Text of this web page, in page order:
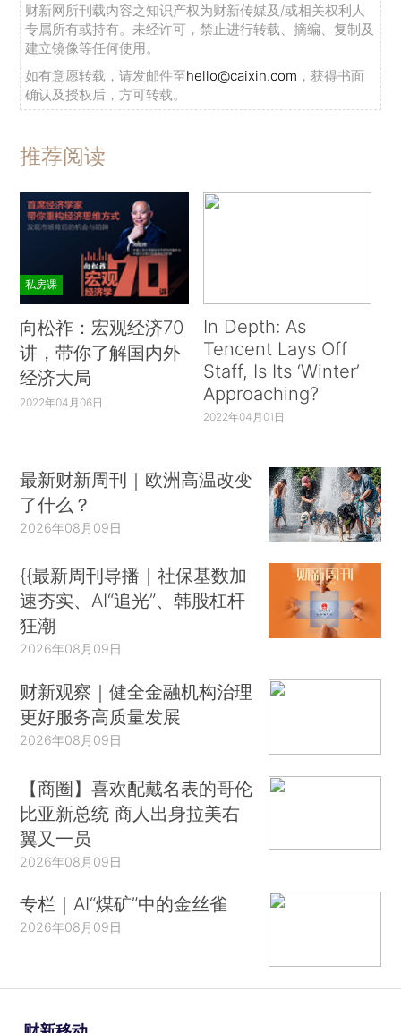
财新网所刊载内容之知识产权为财新传媒及/或相关权利人
专属所有或持有。未经许可，禁止进行转载、摘编、复制及
建立镜像等任何使用。
如有意愿转载，请发邮件至hello@caixin.com ，获得书面
确认及授权后，方可转载。
推荐阅读
私房课
向松祚：宏观经济70
讲，带你了解国内外
经济大局
2022年04月06日
In Depth: As
Tencent Lays Off
Staff, Is Its ‘Winter’
Approaching?
2022年04月01日
最新财新周刊｜欧洲高温改变
了什么？
2026年08月09日
{{最新周刊导播｜社保基数加
速夯实、AI“追光”、韩股杠杆
狂潮
2026年08月09日
财新观察｜健全金融机构治理
更好服务高质量发展
2026年08月09日
【商圈】喜欢配戴名表的哥伦
比亚新总统 商人出身拉美右
翼又一员
2026年08月09日
专栏｜AI“煤矿”中的金丝雀
2026年08月09日